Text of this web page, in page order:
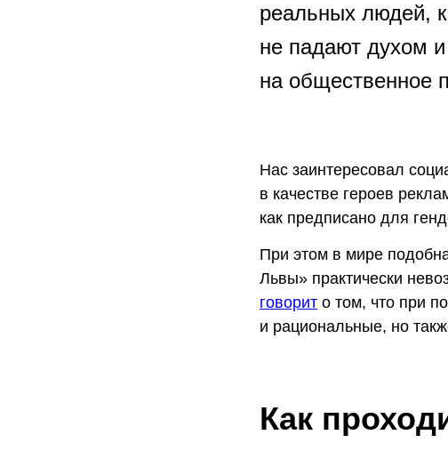
реальных людей,
не падают духом
на общественное
Нас заинтересовал
в качестве героев
как предписано для
При этом в мире
Львы» практически
говорит о том, что при
и рациональные, но
Как